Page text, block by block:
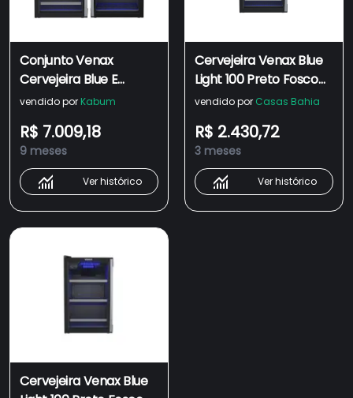
Conjunto Venax
Cervejeira Blue E
Adega Piubella, 100
Porta Invertida, 110v
vendido por Kabum
R$ 7.009,18
9 meses
Ver histórico
Cervejeira Venax Blue
Light 100 Preto Fosco
Porta Invertida
vendido por Casas Bahia
R$ 2.430,72
3 meses
Ver histórico
Cervejeira Venax Blue